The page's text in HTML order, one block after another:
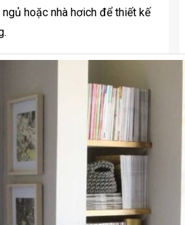
hoặc nhà hơich để thiết kế